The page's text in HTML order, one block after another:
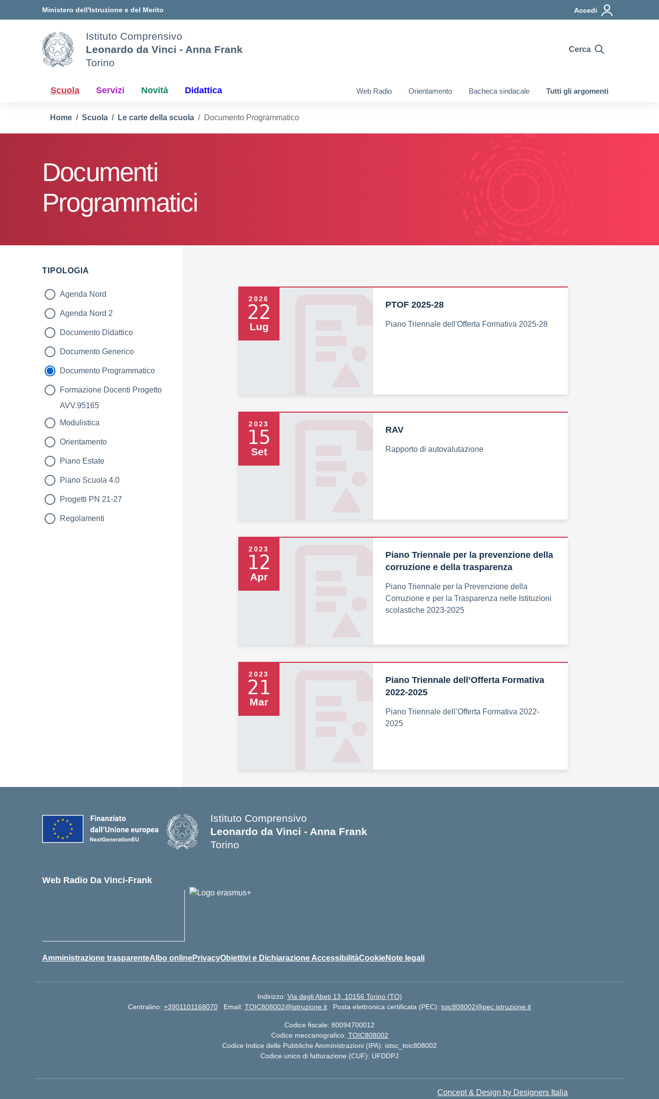
Ministero dell'Istruzione e del Merito Accedi
Istituto Comprensivo
Leonardo da Vinci - Anna Frank
Torino
Cerca
Scuola Servizi Novità Didattica Web Radio Orientamento Bacheca sindacale Tutti gli argomenti
Home Scuola Le carte della scuola Documento Programmatico
Documenti
Programmatici
TIPOLOGIA
Agenda Nord
Agenda Nord 2
Documento Didattico
Documento Generico
Documento Programmatico
Formazione Docenti Progetto
AVV.95165
Modulistica
Orientamento
Piano Estate
Piano Scuola 4.0
Progetti PN 21-27
Regolamenti
2026
22
Lug
PTOF 2025-28
Piano Triennale dell'Offerta Formativa 2025-28
2023
15
Set
RAV
Rapporto di autovalutazione
2023
12
Apr
Piano Triennale per la prevenzione della
corruzione e della trasparenza
Piano Triennale per la Prevenzione della
Corruzione e per la Trasparenza nelle Istituzioni
scolastiche 2023-2025
2023
21
Mar
Piano Triennale dell’Offerta Formativa
2022-2025
Piano Triennale dell’Offerta Formativa 2022-
2025
Istituto Comprensivo
Leonardo da Vinci - Anna Frank
Torino
Web Radio Da Vinci-Frank
Amministrazione trasparenteAlbo onlinePrivacyObiettivi e Dichiarazione AccessibilitàCookieNote legali
Indirizzo: Via degli Abeti 13, 10156 Torino (TO)
Centralino: +3901101168070 Email: TOIC808002@istruzione.it Posta elettronica certificata (PEC): toic808002@pec.istruzione.it
Codice fiscale: 80094700012
Codice meccanografico: TOIC808002
Codice Indice delle Pubbliche Amministrazioni (IPA): istsc_toic808002
Codice unico di fatturazione (CUF): UFDDPJ
Concept & Design by Designers Italia